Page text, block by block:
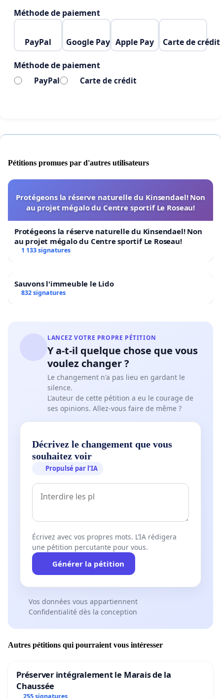
Méthode de paiement
PayPal Google Pay Apple Pay Carte de crédit
Méthode de paiement
PayPal Carte de crédit
Pétitions promues par d'autres utilisateurs
Protégeons la réserve naturelle du Kinsendael! Non
au projet mégalo du Centre sportif Le Roseau!
Protégeons la réserve naturelle du Kinsendael! Non
au projet mégalo du Centre sportif Le Roseau!
1 133 signatures
Sauvons l'immeuble le Lido
832 signatures
LANCEZ VOTRE PROPRE PÉTITION
Y a-t-il quelque chose que vous
voulez changer ?
Le changement n'a pas lieu en gardant le
silence.
L'auteur de cette pétition a eu le courage de
ses opinions. Allez-vous faire de même ?
Décrivez le changement que vous
souhaitez voir
Propulsé par l’IA
Écrivez avec vos propres mots. L’IA rédigera
une pétition percutante pour vous.
Générer la pétition
Vos données vous appartiennent
Confidentialité dès la conception
Autres pétitions qui pourraient vous intéresser
Préserver intégralement le Marais de la
Chaussée